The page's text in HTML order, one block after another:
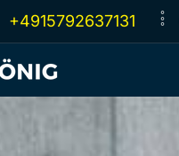
+4915792637131